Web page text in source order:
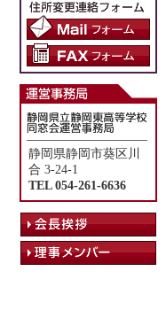
静岡県静岡市葵区川
合 3-24-1
TEL 054-261-6636